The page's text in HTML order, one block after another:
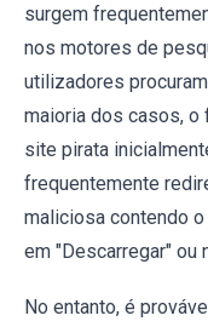
surgem
nos motores de
utilizadores
maioria dos casos, o
site pirata
frequentemente
maliciosa contendo
em "Descarregar" ou
No entanto, é